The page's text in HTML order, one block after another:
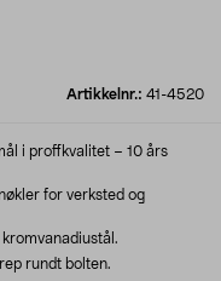
Artikkelnr.: 41-4520
i proffkvalitet – 10 års
for verksted og
rundt bolten.